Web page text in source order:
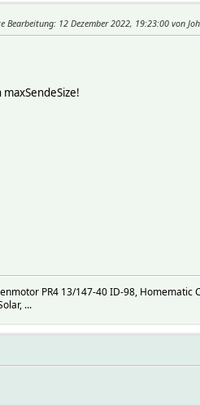
Bearbeitung: 12 Dezember 2022, 19:23:00 von
PR4 13/147-40 ID-98, Homematic
...